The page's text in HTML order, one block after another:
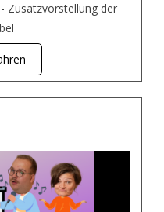
Zusatzvorstellung der